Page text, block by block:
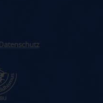
Datenschutz